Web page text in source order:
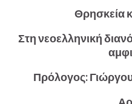
Θρησκεία
Στη νεοελληνική
Πρόλογος: